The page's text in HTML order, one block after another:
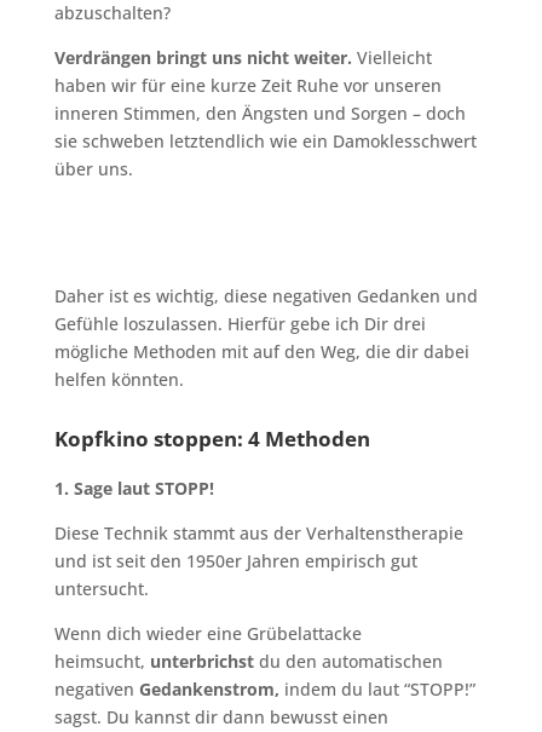
abzuschalten?
Verdrängen bringt uns nicht weiter. Vielleicht
haben wir für eine kurze Zeit Ruhe vor unseren
inneren Stimmen, den Ängsten und Sorgen – doch
sie schweben letztendlich wie ein Damoklesschwert
über uns.
Daher ist es wichtig, diese negativen Gedanken und
Gefühle loszulassen. Hierfür gebe ich Dir drei
mögliche Methoden mit auf den Weg, die dir dabei
helfen könnten.
Kopfkino stoppen: 4 Methoden
1. Sage laut STOPP!
Diese Technik stammt aus der Verhaltenstherapie
und ist seit den 1950er Jahren empirisch gut
untersucht.
Wenn dich wieder eine Grübelattacke
heimsucht, unterbrichst du den automatischen
negativen Gedankenstrom, indem du laut “STOPP!”
sagst. Du kannst dir dann bewusst einen